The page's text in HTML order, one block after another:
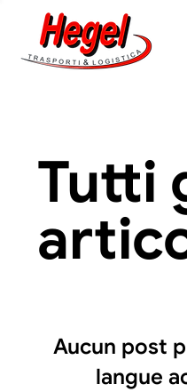
Tutti
Aucun post
langue